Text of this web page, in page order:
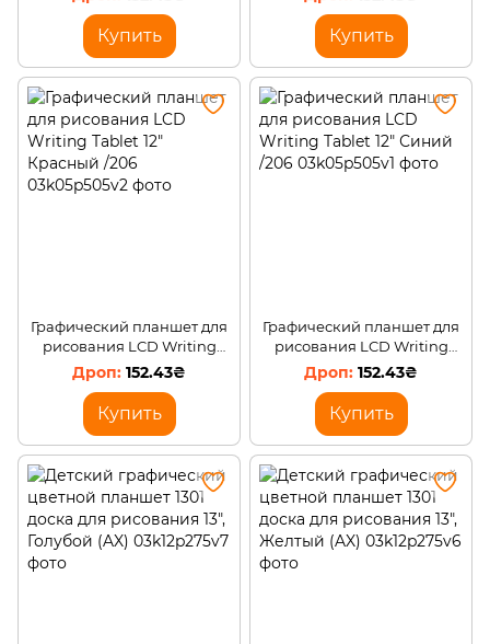
Купить Купить
Графический планшет для
рисования LCD Writing
Tablet 12" Красный /206
152.43₴
Купить
Графический планшет для
рисования LCD Writing
Tablet 12" Синий /206
152.43₴
Купить